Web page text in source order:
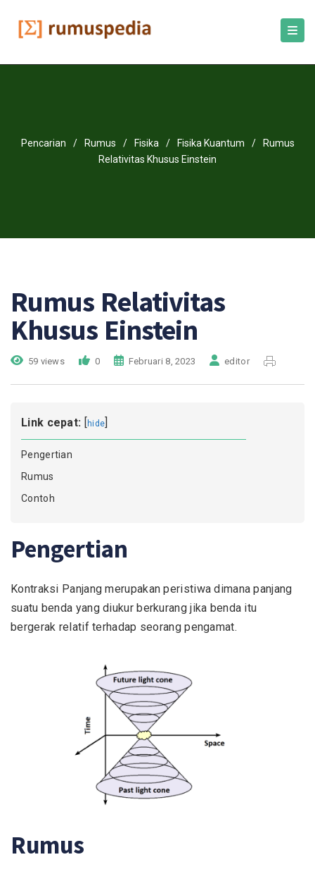
Pencarian / Rumus / Fisika / Fisika Kuantum /
Rumus
Relativitas Khusus Einstein
Rumus Relativitas
Khusus Einstein
59 views 0 Februari 8, 2023 editor
Link cepat: [hide]
Pengertian
Rumus
Contoh
Pengertian
Kontraksi Panjang merupakan peristiwa dimana panjang
suatu benda yang diukur berkurang jika benda itu
bergerak relatif terhadap seorang pengamat.
Rumus